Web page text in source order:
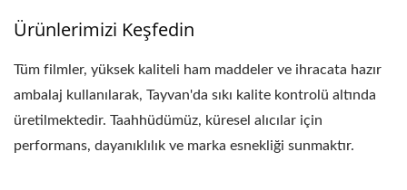
Ürünlerimizi Keşfedin
Tüm filmler, yüksek kaliteli ham maddeler ve ihracata hazır
ambalaj kullanılarak, Tayvan'da sıkı kalite kontrolü altında
üretilmektedir. Taahhüdümüz, küresel alıcılar için
performans, dayanıklılık ve marka esnekliği sunmaktır.